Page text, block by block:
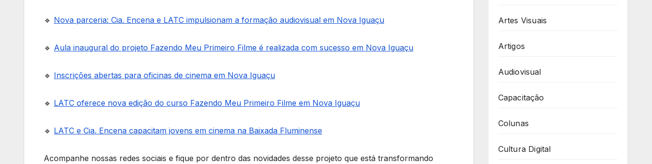
🔹 Nova parceria: Cia. Encena e LATC impulsionam a formação audiovisual em Nova Iguaçu
🔹 Aula inaugural do projeto Fazendo Meu Primeiro Filme é realizada com sucesso em Nova Iguaçu
🔹 Inscrições abertas para oficinas de cinema em Nova Iguaçu
🔹 LATC oferece nova edição do curso Fazendo Meu Primeiro Filme em Nova Iguaçu
🔹 LATC e Cia. Encena capacitam jovens em cinema na Baixada Fluminense
Acompanhe nossas redes sociais e fique por dentro das novidades desse projeto que está transformando
Artes Visuais
Artigos
Audiovisual
Capacitação
Colunas
Cultura Digital